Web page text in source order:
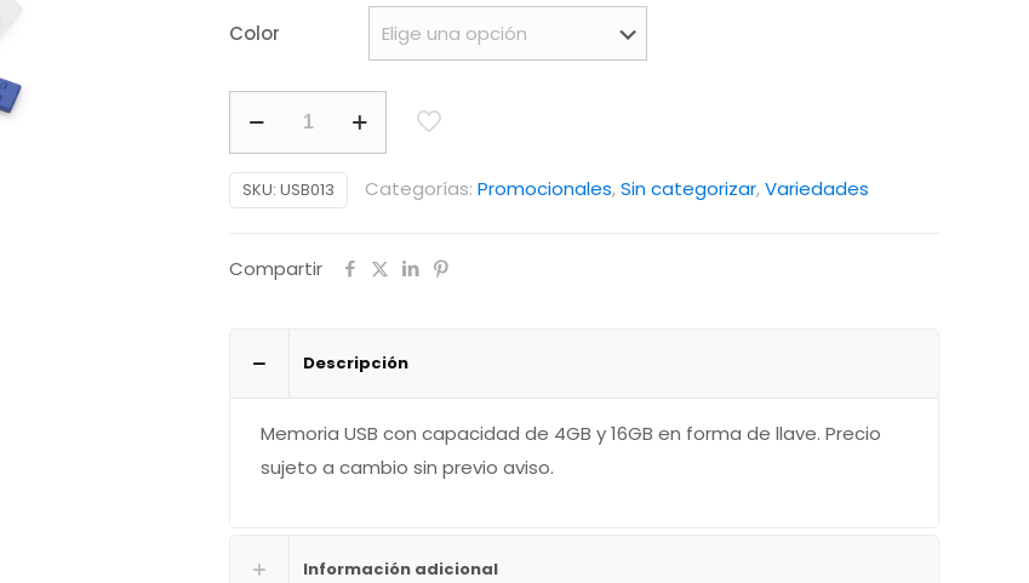
$ 18.500
through
$ 24.900
Color
cantidad
SKU: USB013 Categorías: Promocionales,Sin categorizar,Variedades
Compartir
Descripción
Memoria USB con capacidad de 4GB y 16GB en forma de llave. Precio
sujeto a cambio sin previo aviso.
Información adicional